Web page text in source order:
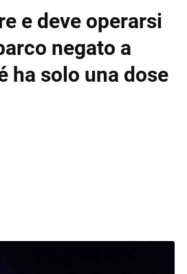
e deve operarsi
negato a
ha solo una dose